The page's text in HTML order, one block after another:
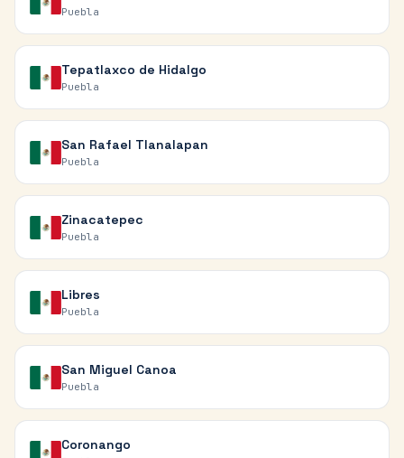
Puebla
Tepatlaxco de Hidalgo
Puebla
San Rafael Tlanalapan
Puebla
Zinacatepec
Puebla
Libres
Puebla
San Miguel Canoa
Puebla
Coronango